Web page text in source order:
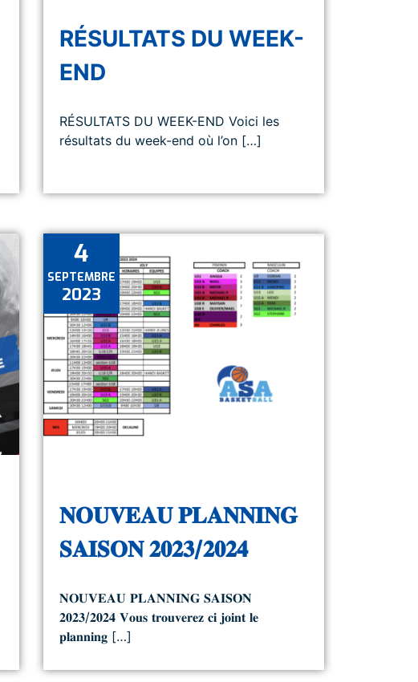
RÉSULTATS DU WEEK-
END
RÉSULTATS DU WEEK-END Voici les
résultats du week-end où l’on […]
4
SEPTEMBRE
2023
𝐍𝐎𝐔𝐕𝐄𝐀𝐔 𝐏𝐋𝐀𝐍𝐍𝐈𝐍𝐆
𝐒𝐀𝐈𝐒𝐎𝐍 𝟐𝟎𝟐𝟑/𝟐𝟎𝟐𝟒
𝐍𝐎𝐔𝐕𝐄𝐀𝐔 𝐏𝐋𝐀𝐍𝐍𝐈𝐍𝐆 𝐒𝐀𝐈𝐒𝐎𝐍
𝟐𝟎𝟐𝟑/𝟐𝟎𝟐𝟒 𝐕𝐨𝐮𝐬 𝐭𝐫𝐨𝐮𝐯𝐞𝐫𝐞𝐳 𝐜𝐢 𝐣𝐨𝐢𝐧𝐭 𝐥𝐞
𝐩𝐥𝐚𝐧𝐧𝐢𝐧𝐠 […]